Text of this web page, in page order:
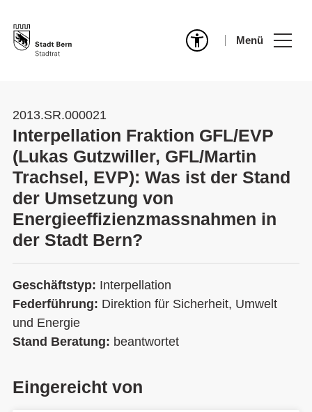
Menü
2013.SR.000021
Interpellation Fraktion GFL/EVP
(Lukas Gutzwiller, GFL/Martin
Trachsel, EVP): Was ist der Stand
der Umsetzung von
Energieeffizienzmassnahmen in
der Stadt Bern?
Geschäftstyp: Interpellation
Federführung: Direktion für Sicherheit, Umwelt
und Energie
Stand Beratung: beantwortet
Eingereicht von